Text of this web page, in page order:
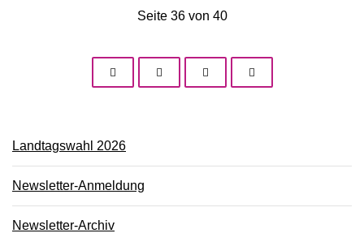
Seite 36 von 40
Landtagswahl 2026
Newsletter-Anmeldung
Newsletter-Archiv